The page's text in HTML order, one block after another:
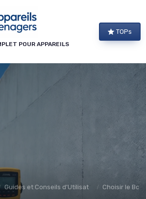
POUR APPAREILS
TOPs
Guides et Conseils d'Utilisation Choisir le Bon
cookies